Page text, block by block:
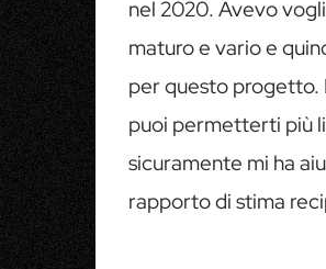
nel 2020. Avevo
maturo e vario e
per questo progetto.
puoi permetterti più
sicuramente mi ha
rapporto di stima